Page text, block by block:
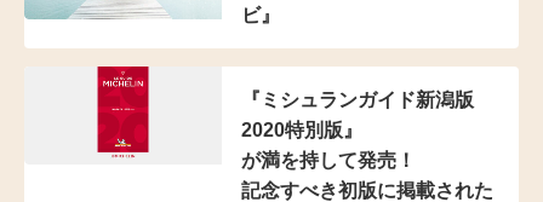
ビ』
『ミシュランガイド新潟版
2020特別版』
が満を持して発売！
記念すべき初版に掲載された